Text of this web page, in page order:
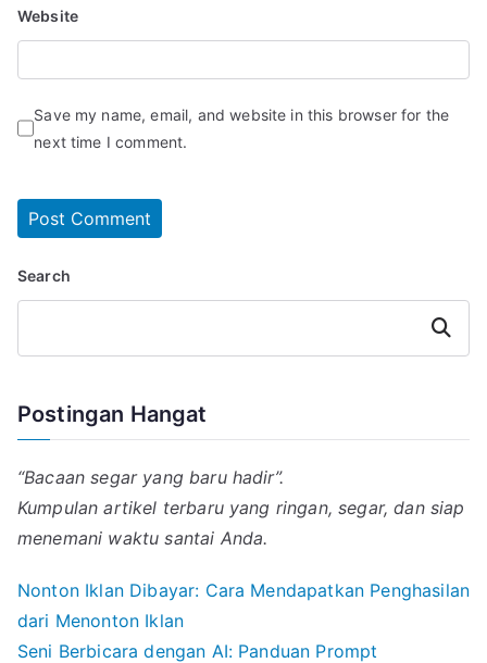
Website
Save my name, email, and website in this browser for the
next time I comment.
Search
Search
Postingan Hangat
“Bacaan segar yang baru hadir”.
Kumpulan artikel terbaru yang ringan, segar, dan siap
menemani waktu santai Anda.
Nonton Iklan Dibayar: Cara Mendapatkan Penghasilan
dari Menonton Iklan
Seni Berbicara dengan AI: Panduan Prompt